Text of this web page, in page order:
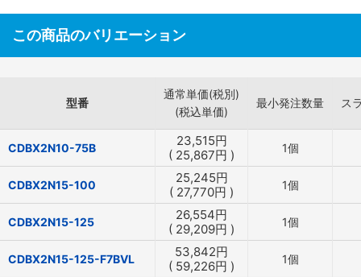
この商品のバリエーション
型番
通常単価(税別)
(税込単価)
最小発注数量 ス
CDBX2N10-75B 23,515円
( 25,867円 ) 1個
CDBX2N15-100 25,245円
( 27,770円 ) 1個
CDBX2N15-125 26,554円
( 29,209円 ) 1個
CDBX2N15-125-F7BVL 53,842円
( 59,226円 ) 1個